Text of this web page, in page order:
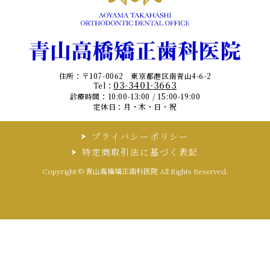
住所：〒107-0062 東京都港区南青山4-6-2
Tel： 03-3401-3663
診療時間：10:00-13:00 / 15:00-19:00
定休日：月・木・日・祝
プライバシーポリシー
特定商取引法に基づく表記
Copyright © 青山高橋矯正歯科医院 All Rights Reserved.